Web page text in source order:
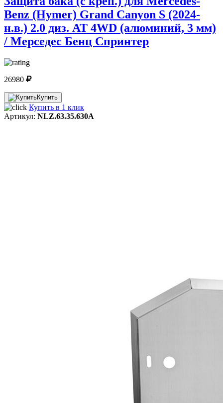
Benz (Hymer) Grand Canyon S (2024-
н.в.) 2.0 диз. AT 4WD (алюминий, 3 мм)
/ Мерседес Бенц Спринтер
26980
Купить
Купить в 1 клик
Артикул: NLZ.63.35.630A